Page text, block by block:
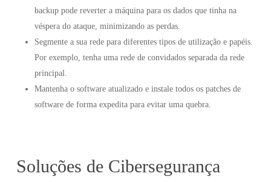
backup pode reverter a máquina para os dados que tinha na
véspera do ataque, minimizando as perdas.
Segmente a sua rede para diferentes tipos de utilização e papéis.
Por exemplo, tenha uma rede de convidados separada da rede
principal.
Mantenha o software atualizado e instale todos os patches de
software de forma expedita para evitar uma quebra.
Soluções de Cibersegurança